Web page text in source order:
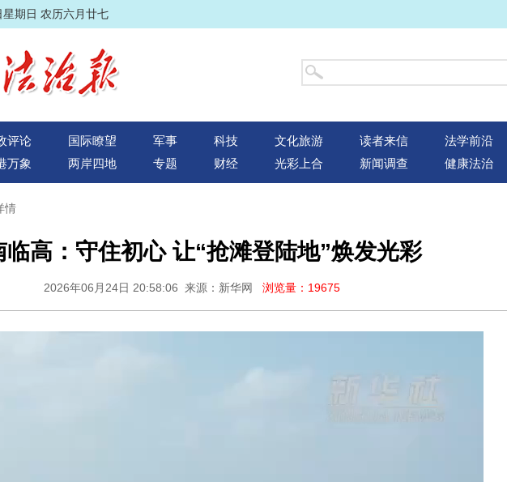
期日 农历六月廿七
评论 国际瞭望 军事 科技 文化旅游 读者来信
法学前沿
万象 两岸四地 专题 财经 光彩上合 新闻调查 健康法治
情
临高：守住初心 让“抢滩登陆地”焕发光彩
2026年06月24日 20:58:06 来源：新华网 浏览量：19675